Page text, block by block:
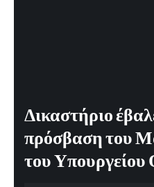
Δικαστήριο
πρόσβαση του
του Υπουργείου